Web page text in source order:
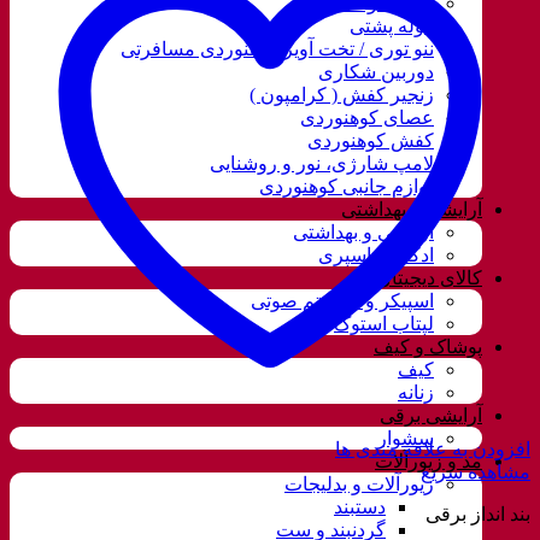
کوله پشتی
ننو توری / تخت آویز کوهنوردی مسافرتی
دوربین شکاری
زنجیر کفش ( کرامپون )
عصای کوهنوردی
کفش کوهنوردی
لامپ شارژی، نور و روشنایی
لوازم جانبی کوهنوردی
آرایشی و بهداشتی
آرایشی و بهداشتی
ادکلن و اسپری
کالای دیجیتال
اسپیکر و سیستم صوتی
لپتاب استوک
پوشاک و کیف
کیف
زنانه
آرایشی برقی
سشوار
مد و زیورآلات
زیورآلات و بدلیجات
دستبند
گردنبند و ست
افزودن به علاقه مندی ها
مشاهده سریع
بند انداز برقی